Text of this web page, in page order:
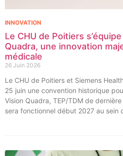
Le CHU de Poitiers
Quadra, une innovation
médicale
26 Juin 2026
INNOVATION
Le CHU de Poitiers et Siemens
25 juin une convention historique
Vision Quadra, TEP/TDM de
sera fonctionnel début 2027 au sein
l’acquisition et l’installation de